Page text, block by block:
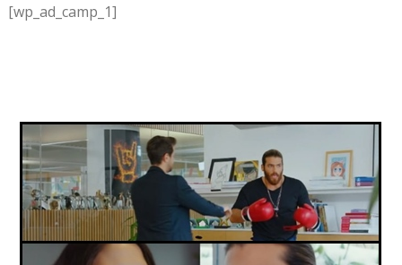
[wp_ad_camp_1]